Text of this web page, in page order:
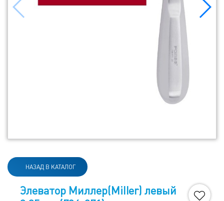
НАЗАД В КАТАЛОГ
Элеватор Миллер(Miller) левый